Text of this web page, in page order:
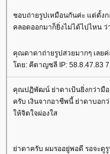
ชอบถ่ายรูปเหมือนกันค่ะ แต่ตั้ง
คลอดออกมาก็ยิ่งไม่ได้ไปไหน ว่
คุณดาดาถ่ายรูปสวยมากๆ เลย
ดย: คีตาญชลี IP: 58.8.47.83 7
คุณปฏิพัฒน์ ย่าดาเป้นยิ่งกว่ามือ
ครับ เงินจากอาชีพนี้ ย่าดาบอก
ห้จิตใจผ่องใส
าดาครับ ผมรออยู่พอดี รอจะดู